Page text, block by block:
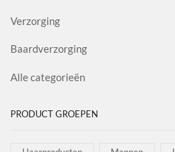
Verzorging
Baardverzorging
Alle categorieën
PRODUCT GROEPEN